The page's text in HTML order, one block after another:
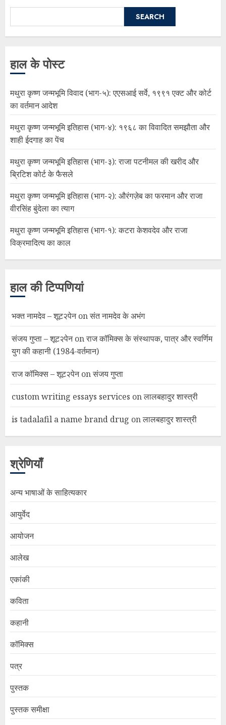
SEARCH
हाल के पोस्ट
मथुरा कृष्ण जन्मभूमि विवाद (भाग-५): एएसआई सर्वे, १९९१ एक्ट और कोर्ट
का वर्तमान आदेश
मथुरा कृष्ण जन्मभूमि इतिहास (भाग-४): १९६८ का विवादित समझौता और
शाही ईदगाह का पेंच
मथुरा कृष्ण जन्मभूमि इतिहास (भाग-३): राजा पटनीमल की खरीद और
ब्रिटिश कोर्ट के फैसले
मथुरा कृष्ण जन्मभूमि इतिहास (भाग-२): औरंगज़ेब का फरमान और राजा
वीरसिंह बुंदेला का त्याग
मथुरा कृष्ण जन्मभूमि इतिहास (भाग-१): कटरा केशवदेव और राजा
विक्रमादित्य का काल
हाल की टिप्पणियां
भक्त नामदेव – शूट२पेनonसंत नामदेव के अभंग
संजय गुप्ता – शूट२पेनonराज कॉमिक्स के संस्थापक, पात्र और स्वर्णिम
युग की कहानी (1984-वर्तमान)
राज कॉमिक्स – शूट२पेनonसंजय गुप्ता
custom writing essays services onलालबहादुर शास्त्री
is tadalafil a name brand drug onलालबहादुर शास्त्री
श्रेणियाँ
अन्य भाषाओं के साहित्यकार
आयुर्वेद
आयोजन
आलेख
एकांकी
कविता
कहानी
कॉमिक्स
पत्र
पुस्तक
पुस्तक समीक्षा